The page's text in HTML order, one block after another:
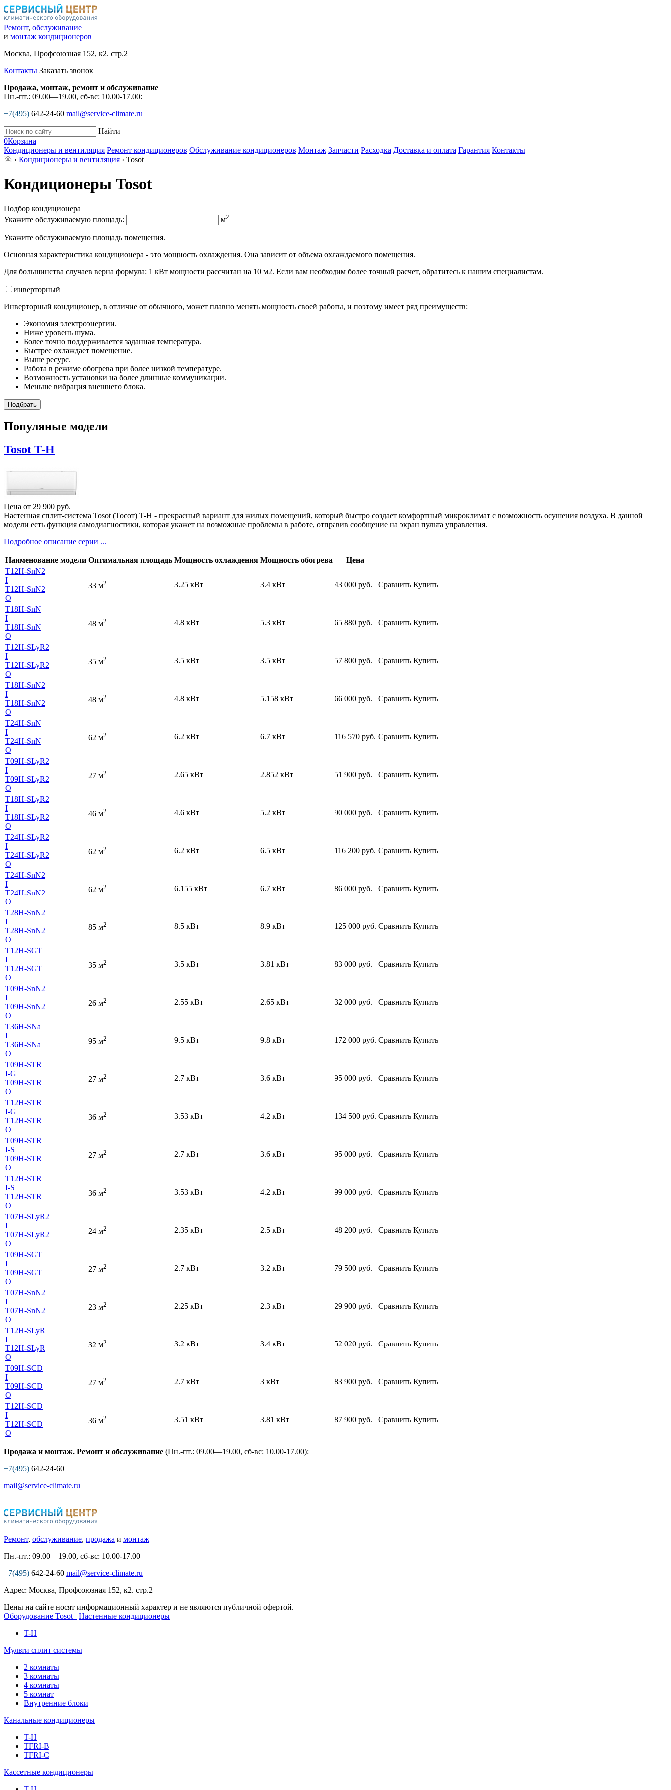
Ремонт, обслуживание
и монтаж кондиционеров
Москва, Профсоюзная 152, к2. стр.2
Контакты Заказать звонок
Продажа, монтаж, ремонт и обслуживание
Пн.-пт.: 09.00—19.00, сб-вс: 10.00-17.00:
+7(495) 642-24-60 mail@service-climate.ru
Найти
0Корзина
Кондиционеры и вентиляция Ремонт кондиционеров Обслуживание кондиционеров Монтаж Запчасти Расходка Доставка и оплата Гарантия Контакты
› Кондиционеры и вентиляция › Tosot
Кондиционеры Tosot
Подбор кондиционера
Укажите обслуживаемую площадь:
м2
Укажите обслуживаемую площадь помещения.
Основная характеристика кондиционера - это мощность охлаждения. Она зависит от объема охлаждаемого помещения.
Для большинства случаев верна формула: 1 кВт мощности рассчитан на 10 м2. Если вам необходим более точный расчет, обратитесь к нашим специалистам.
инверторный
Инверторный кондиционер, в отличие от обычного, может плавно менять мощность своей работы, и поэтому имеет ряд преимуществ:
Экономия электроэнергии.
Ниже уровень шума.
Более точно поддерживается заданная температура.
Быстрее охлаждает помещение.
Выше ресурс.
Работа в режиме обогрева при более низкой температуре.
Возможность установки на более длинные коммуникации.
Меньше вибрация внешнего блока.
Подбрать
Популяные модели
Tosot T-H
Цена от 29 900 руб.
Настенная сплит-система Tosot (Тосот) T-H - прекрасный вариант для жилых помещений, который быстро создает комфортный микроклимат с возможность осушения воздуха. В данной
модели есть функция самодиагностики, которая укажет на возможные проблемы в работе, отправив сообщение на экран пульта управления.
Подробное описание серии ...
Наименование модели Оптимальная площадь Мощность охлаждения Мощность обогрева
Цена
T12H-SnN2
I
T12H-SnN2
O
33 м2 3.25 кВт 3.4 кВт 43 000 руб. Сравнить Купить
T18H-SnN
I
T18H-SnN
O
48 м2 4.8 кВт 5.3 кВт 65 880 руб. Сравнить Купить
T12H-SLyR2
I
T12H-SLyR2
O
35 м2 3.5 кВт 3.5 кВт 57 800 руб. Сравнить Купить
T18H-SnN2
I
T18H-SnN2
O
48 м2 4.8 кВт 5.158 кВт 66 000 руб. Сравнить Купить
T24H-SnN
I
T24H-SnN
O
62 м2 6.2 кВт 6.7 кВт 116 570 руб. Сравнить Купить
T09H-SLyR2
I
T09H-SLyR2
O
27 м2 2.65 кВт 2.852 кВт 51 900 руб. Сравнить Купить
T18H-SLyR2
I
T18H-SLyR2
O
46 м2 4.6 кВт 5.2 кВт 90 000 руб. Сравнить Купить
T24H-SLyR2
I
T24H-SLyR2
O
62 м2 6.2 кВт 6.5 кВт 116 200 руб. Сравнить Купить
T24H-SnN2
I
T24H-SnN2
O
62 м2 6.155 кВт 6.7 кВт 86 000 руб. Сравнить Купить
T28H-SnN2
I
T28H-SnN2
O
85 м2 8.5 кВт 8.9 кВт 125 000 руб. Сравнить Купить
T12H-SGT
I
T12H-SGT
O
35 м2 3.5 кВт 3.81 кВт 83 000 руб. Сравнить Купить
T09H-SnN2
I
T09H-SnN2
O
26 м2 2.55 кВт 2.65 кВт 32 000 руб. Сравнить Купить
T36H-SNa
I
T36H-SNa
O
95 м2 9.5 кВт 9.8 кВт 172 000 руб. Сравнить Купить
T09H-STR
I-G
T09H-STR
O
27 м2 2.7 кВт 3.6 кВт 95 000 руб. Сравнить Купить
T12H-STR
I-G
T12H-STR
O
36 м2 3.53 кВт 4.2 кВт 134 500 руб. Сравнить Купить
T09H-STR
I-S
T09H-STR
O
27 м2 2.7 кВт 3.6 кВт 95 000 руб. Сравнить Купить
T12H-STR
I-S
T12H-STR
O
36 м2 3.53 кВт 4.2 кВт 99 000 руб. Сравнить Купить
T07H-SLyR2
I
T07H-SLyR2
O
24 м2 2.35 кВт 2.5 кВт 48 200 руб. Сравнить Купить
T09H-SGT
I
T09H-SGT
O
27 м2 2.7 кВт 3.2 кВт 79 500 руб. Сравнить Купить
T07H-SnN2
I
T07H-SnN2
O
23 м2 2.25 кВт 2.3 кВт 29 900 руб. Сравнить Купить
T12H-SLyR
I
T12H-SLyR
O
32 м2 3.2 кВт 3.4 кВт 52 020 руб. Сравнить Купить
T09H-SCD
I
T09H-SCD
O
27 м2 2.7 кВт 3 кВт 83 900 руб. Сравнить Купить
T12H-SCD
I
T12H-SCD
O
36 м2 3.51 кВт 3.81 кВт 87 900 руб. Сравнить Купить
Продажа и монтаж. Ремонт и обслуживание (Пн.-пт.: 09.00—19.00, сб-вс: 10.00-17.00):
+7(495) 642-24-60
mail@service-climate.ru
Ремонт, обслуживание, продажа и монтаж
Пн.-пт.: 09.00—19.00, сб-вс: 10.00-17.00
+7(495) 642-24-60 mail@service-climate.ru
Адрес: Москва, Профсоюзная 152, к2. стр.2
Цены на сайте носят информационный характер и не являются публичной офертой.
Оборудование Tosot
Настенные кондиционеры
T-H
Мульти сплит системы
2 комнаты
3 комнаты
4 комнаты
5 комнат
Внутренние блоки
Канальные кондиционеры
T-H
TFRI-B
TFRI-C
Кассетные кондиционеры